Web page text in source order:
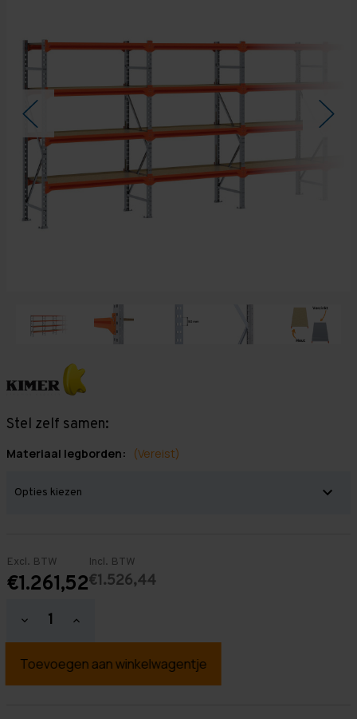
Stel zelf samen:
Materiaal legborden: (Vereist)
Excl. BTW
€1.261,52
Incl. BTW
€1.526,44
Hoeveelheid
verlagen
Grootvakstelling
mm
Hoeveelheid
verhogen
Grootvakstelling
mm